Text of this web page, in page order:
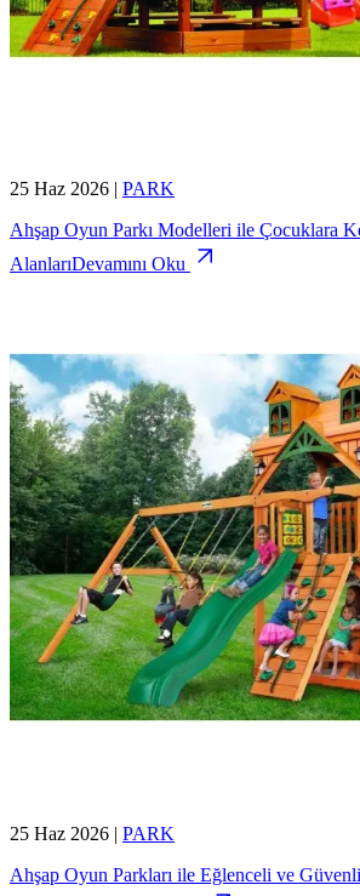
25 Haz 2026 | PARK
Ahşap Oyun Parkı Modelleri ile Çocuklara
AlanlarıDevamını Oku
25 Haz 2026 | PARK
Ahşap Oyun Parkları ile Eğlenceli ve